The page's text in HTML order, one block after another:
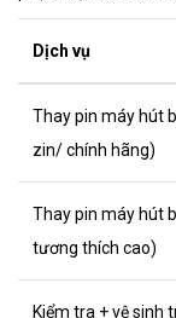
Dịch vụ
Thay pin máy hút
zin/ chính hãng)
Thay pin máy hút
tương thích cao)
Kiểm tra + vệ sinh